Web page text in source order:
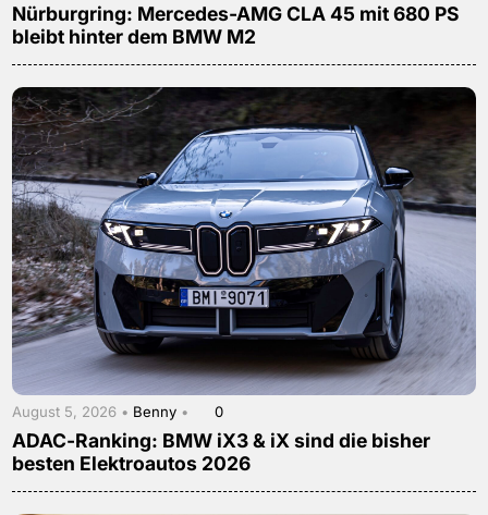
Nürburgring: Mercedes-AMG CLA 45 mit 680 PS
bleibt hinter dem BMW M2
August 5, 2026 • Benny • 0
ADAC-Ranking: BMW iX3 & iX sind die bisher
besten Elektroautos 2026